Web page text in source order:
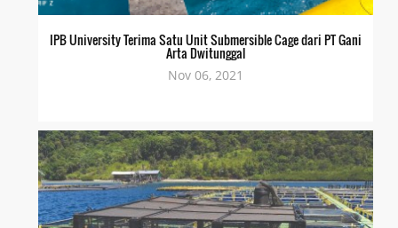
IPB University Terima Satu Unit Submersible Cage dari PT Gani
Arta Dwitunggal
Nov 06, 2021